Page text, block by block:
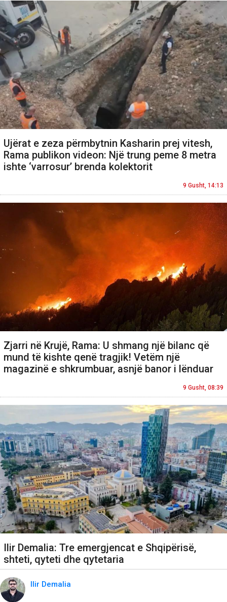
Ujërat e zeza përmbytnin Kasharin prej vitesh,
Rama publikon videon: Një trung peme 8 metra
ishte ‘varrosur’ brenda kolektorit
9 Gusht, 14:13
Zjarri në Krujë, Rama: U shmang një bilanc që
mund të kishte qenë tragjik! Vetëm një
magazinë e shkrumbuar, asnjë banor i lënduar
9 Gusht, 08:39
Ilir Demalia: Tre emergjencat e Shqipërisë,
shteti, qyteti dhe qytetaria
Ilir Demalia